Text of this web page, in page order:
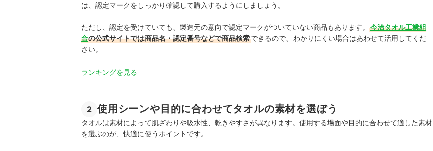
は、認定マークをしっかり確認して購入するようにしましょう。
ただし、認定を受けていても、製造元の意向で認定マークがついていない商品もあります。
今治タオル工業組
合の公式サイトでは商品名・認定番号などで商品検索できるので、わかりにくい場合はあわせて活用してくだ
さい。
ランキングを見る
2 使用シーンや目的に合わせてタオルの素材を選ぼう
タオルは素材によって肌ざわりや吸水性、乾きやすさが異なります。使用する場面や目的に合わせて適した素材
を選ぶのが、快適に使うポイントです。